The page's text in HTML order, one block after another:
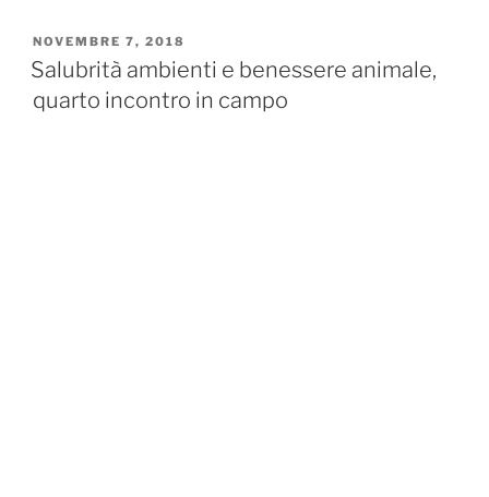
le
foto
dell’evento
PUBBLICATO
IL
NOVEMBRE 7, 2018
Salubrità ambienti e benessere animale,
quarto incontro in campo